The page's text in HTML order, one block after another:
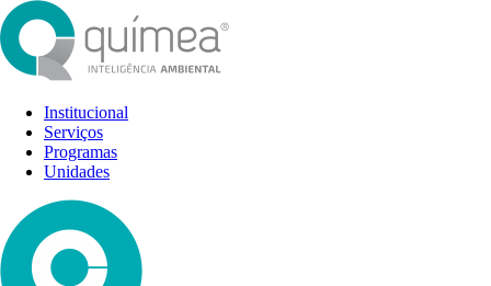
Institucional
Serviços
Programas
Unidades